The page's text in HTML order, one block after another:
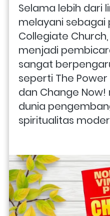
Selama lebih dari
melayani sebagai
Collegiate
menjadi
sangat
seperti The
dan Change
dunia
spiritualitas